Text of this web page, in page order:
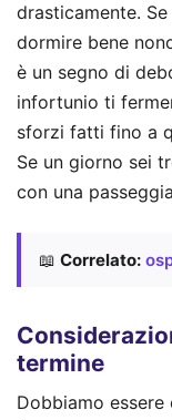
drasticamente.
dormire bene
è un segno di
infortunio ti
sforzi fatti fino a
Se un giorno sei
con una
📖 Correlato:
termine
Dobbiamo essere